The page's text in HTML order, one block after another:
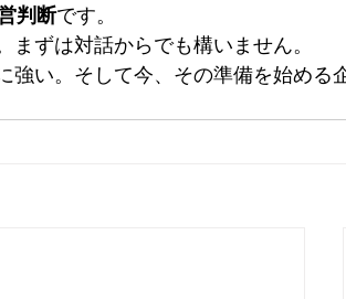
判断です。
ずは対話からでも構いません。
強い。そして今、その準備を始める